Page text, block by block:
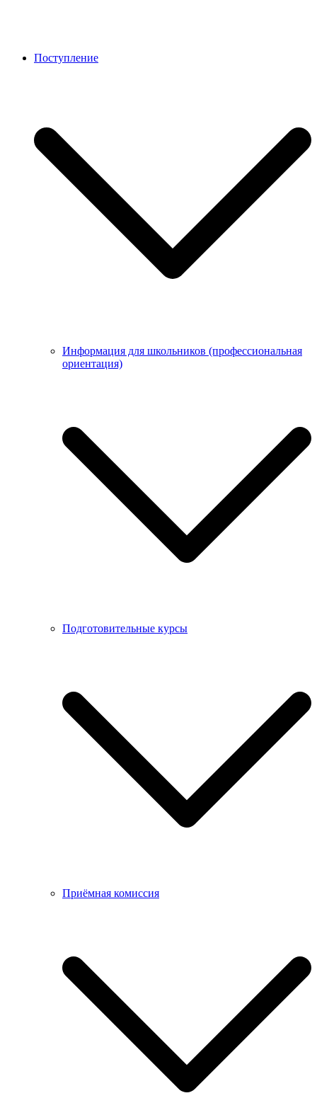
Поступление
Информация для школьников (профессиональная
ориентация)
Подготовительные курсы
Приёмная комиссия